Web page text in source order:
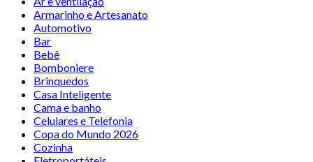
Armarinho e Artesanato
Automotivo
Bar
Bebê
Bomboniere
Brinquedos
Casa Inteligente
Cama e banho
Celulares e Telefonia
Copa do Mundo 2026
Cozinha